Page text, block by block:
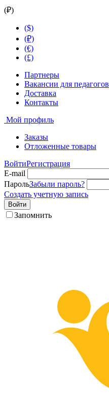
(₽)
($)
(₽)
(€)
(£)
Партнеры
Вакансии для педагогов
Доставка
Контакты
Мой профиль
Заказы
Отложенные товары
ВойтиРегистрация
E-mail
ПарольЗабыли пароль?
Создать учетную запись
Войти
Запомнить